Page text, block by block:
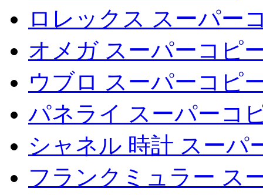
ロレックス スーパー
オメガ スーパーコピ
ウブロ スーパーコピ
パネライ スーパーコ
シャネル 時計 スーパ
フランクミュラー ス